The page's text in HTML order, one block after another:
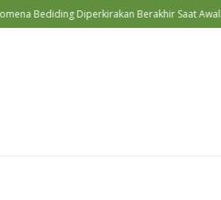
Bediding Diperkirakan Berakhir Saat Awal